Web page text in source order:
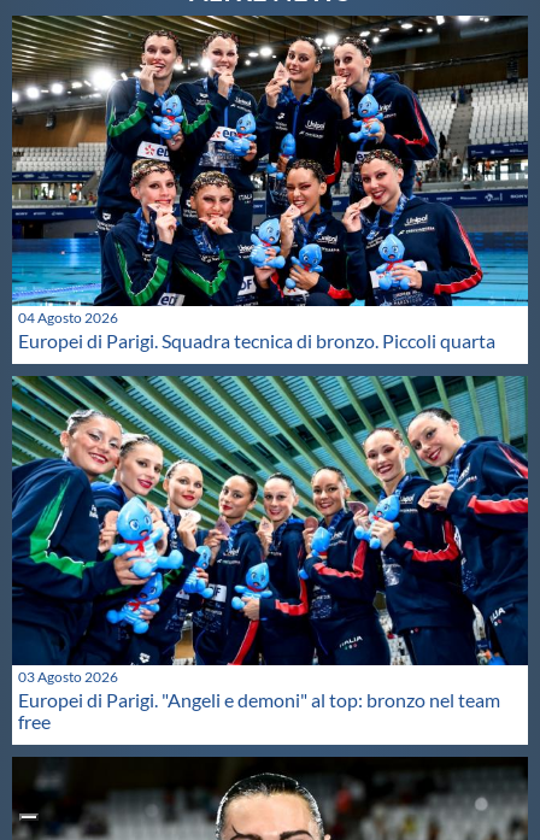
04 Agosto 2026
Europei di Parigi. Squadra tecnica di bronzo. Piccoli quarta
03 Agosto 2026
Europei di Parigi. "Angeli e demoni" al top: bronzo nel team
free